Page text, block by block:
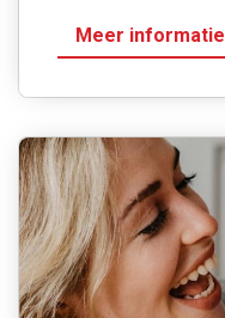
Meer informatie